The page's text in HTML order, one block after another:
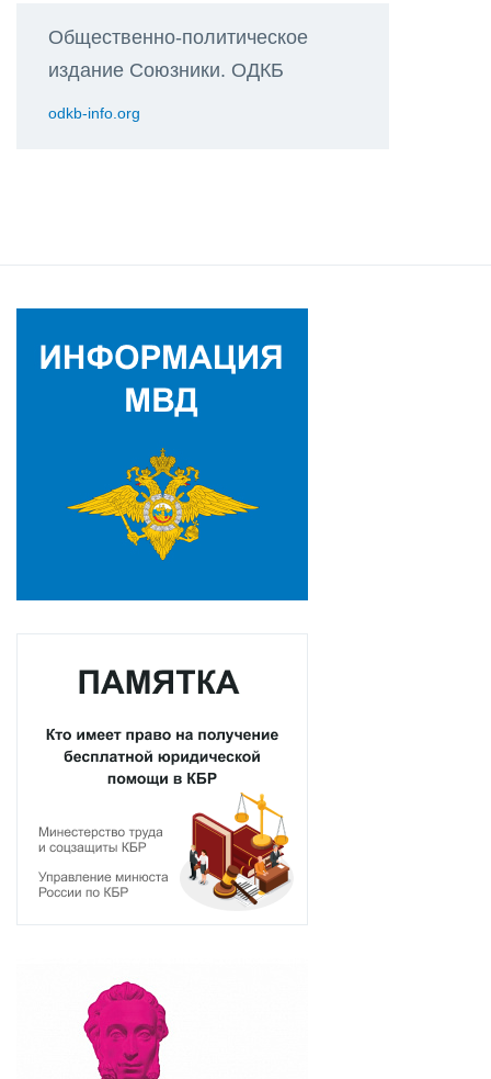
Общественно-политическое
издание Союзники. ОДКБ
odkb-info.org